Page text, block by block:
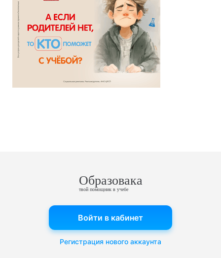
Образовака
твой помощник в учебе
Войти в кабинет
Регистрация нового аккаунта